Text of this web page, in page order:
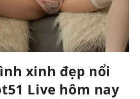
xinh đẹp nổi
Live hôm nay